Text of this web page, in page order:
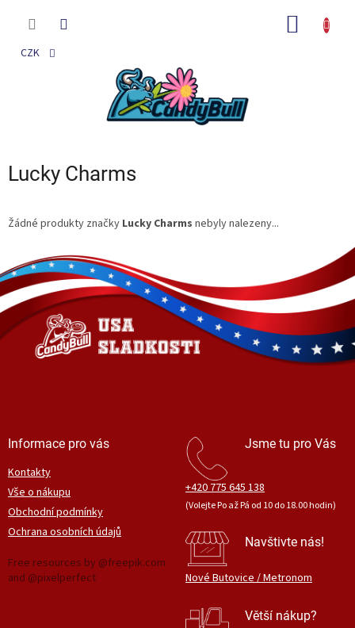
CZK
Lucky Charms
Žádné produkty značky Lucky Charms nebyly nalezeny...
á
p
a
í
Informace pro vás
Kontakty
Vše o nákupu
Obchodní podmínky
Ochrana osobních údajů
Free resources by @freepik.com
and @pixelperfect
Jsme tu pro Vás
+420 775 645 138
(Volejte Po až Pá od 10 do 18.00 hodin)
Navštivte nás!
Nové Butovice / Metronom
Větší nákup?